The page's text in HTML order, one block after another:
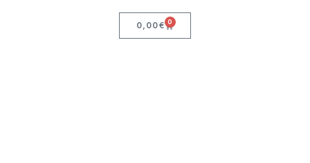
0,00€ 0